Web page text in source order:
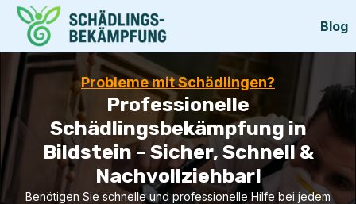
Blog
Probleme mit Schädlingen?
Professionelle
Schädlingsbekämpfung in
Bildstein – Sicher, Schnell &
Nachvollziehbar!
Benötigen Sie schnelle und professionelle Hilfe bei jedem